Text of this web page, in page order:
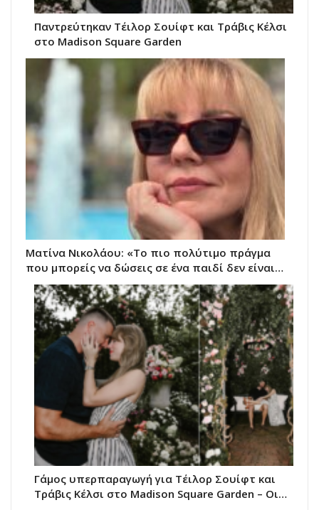
Παντρεύτηκαν Τέιλορ Σουίφτ και Τράβις Κέλσι
στο Madison Square Garden
Ματίνα Νικολάου: «Το πιο πολύτιμο πράγμα
που μπορείς να δώσεις σε ένα παιδί δεν είναι…
Γάμος υπερπαραγωγή για Τέιλορ Σουίφτ και
Τράβις Κέλσι στο Madison Square Garden – Οι…